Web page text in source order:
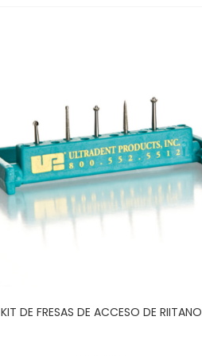
KIT DE FRESAS DE ACCESO DE RIITANO